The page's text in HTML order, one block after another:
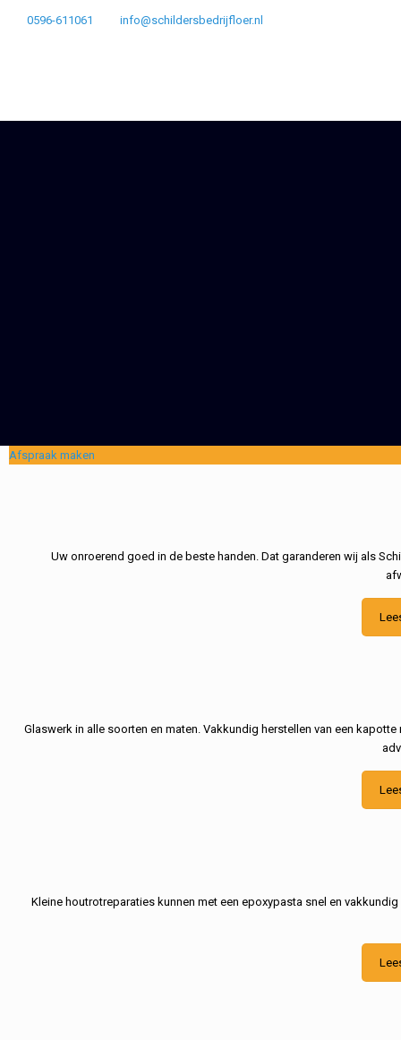
0596-611061 info@schildersbedrijfloer.nl
Afspraak maken
Uw onroerend goed in de beste handen. Dat garanderen wij als
Glaswerk in alle soorten en maten. Vakkundig herstellen van een
Kleine houtrotreparaties kunnen met een epoxypasta snel en